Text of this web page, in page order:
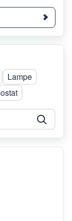
Lampe